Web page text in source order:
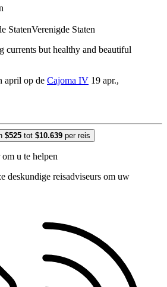
Verenigde Staten
currents but healthy and beautiful
april op de Cajoma IV 19 apr.,
$525 tot $10.639 per reis
u te helpen
deskundige reisadviseurs om uw